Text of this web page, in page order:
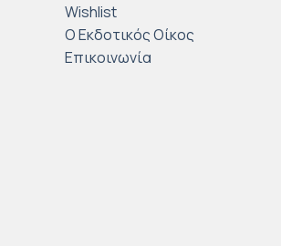
Wishlist
Ο Εκδοτικός Οίκος
Επικοινωνία